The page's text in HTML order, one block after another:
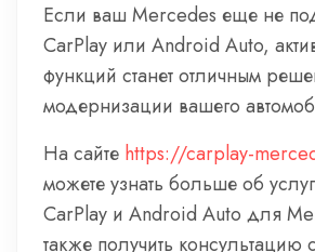
Если ваш Mercedes еще не
CarPlay или Android Auto,
функций станет отличным
модернизации вашего
На сайте https://carplay-
можете узнать больше об
CarPlay и Android Auto для
также получить консультацию